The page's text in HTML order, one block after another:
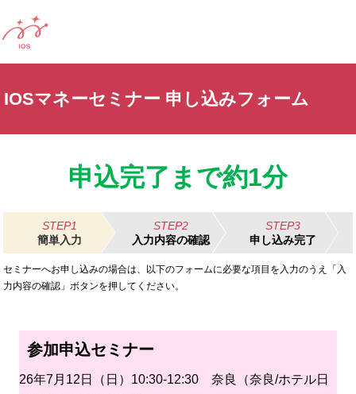
IOSマネーセミナー 申し込みフォーム
申込完了まで約1分
STEP1
簡単入力
STEP2
入力内容の確認
STEP3
申し込み完了
セミナーへお申し込みの場合は、以下のフォームに必要な項目を入力のうえ「入
力内容の確認」ボタンを押してください。
参加申込セミナー
26年7月12日（日）10:30-12:30 奈良（奈良/ホテル日